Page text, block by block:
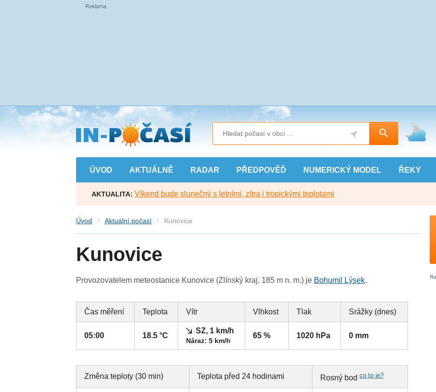
Přejít
na
hlavní
obsah
ÚVOD AKTUÁLNĚ RADAR PŘEDPOVĚĎ NUMERICKÝ MODEL ŘEKY
AKTUALITA: Víkend bude slunečný s letními, zítra i tropickými teplotami
Úvod Aktuální počasí Kunovice
Kunovice
Provozovatelem meteostanice Kunovice (Zlínský kraj, 185 m n. m.) je Bohumil Lýsek.
Čas měření Teplota Vítr Vlhkost Tlak Srážky (dnes)
05:00 18.5 °C
SZ, 1 km/h
Náraz: 5 km/h
65 % 1020 hPa 0 mm
Změna teploty (30 min) Teplota před 24 hodinami Rosný bodco to je?